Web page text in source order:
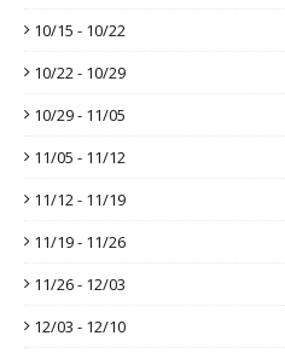
10/15 - 10/22
10/22 - 10/29
10/29 - 11/05
11/05 - 11/12
11/12 - 11/19
11/19 - 11/26
11/26 - 12/03
12/03 - 12/10